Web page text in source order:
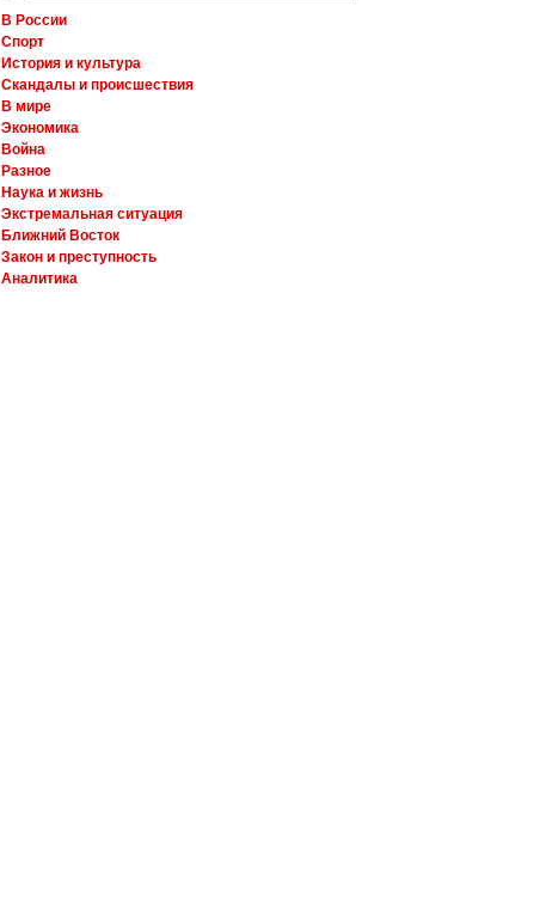
В России
Спорт
История и культура
Скандалы и происшествия
В мире
Экономика
Война
Разное
Наука и жизнь
Экстремальная ситуация
Ближний Восток
Закон и преступность
Аналитика